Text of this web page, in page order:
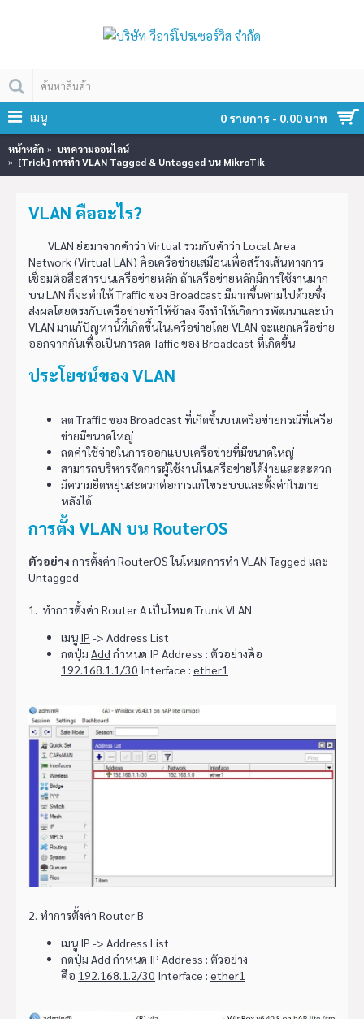
0 รายการ - 0.00 บาท
เมนู
หน้าหลัก
บทความออนไลน์
[Trick] การทำ VLAN Tagged & Untagged บน MikroTik
VLAN คืออะไร?
VLAN ย่อมาจากคำว่า Virtual รวมกับคำว่า Local Area
Network (Virtual LAN) คือเครือข่ายเสมือนเพื่อสร้างเส้นทางการ
เชื่อมต่อสือสารบนเครือข่ายหลัก ถ้าเครือข่ายหลักมีการใช้งานมาก
บน LAN ก็จะทำให้ Traffic ของ Broadcast มีมากขึ้นตามไปด้วยซึ่ง
ส่งผลโดยตรงกับเครือข่ายทำให้ช้าลง จึงทำให้เกิดการพัฒนาและนำ
VLAN มาแก้ปัญหานี้ที่เกิดขึ้นในเครือข่ายโดย VLAN จะแยกเครือข่าย
ออกจากกันเพื่อเป็นการลด Taffic ของ Broadcast ที่เกิดขึ้น
ประโยชน์ของ VLAN
ลด Traffic ของ Broadcast ที่เกิดขึ้นบนเครือข่ายกรณีที่เครือ
ข่ายมีขนาดใหญ่
ลดค่าใช้จ่ายในการออกแบบเครือข่ายที่มีขนาดใหญ่
สามารถบริหารจัดการผู้ใช้งานในเครือข่ายได้ง่ายและสะดวก
มีความยืดหยุ่นสะดวกต่อการแก้ไขระบบและตั้งค่าในภาย
หลังได้
การตั้ง VLAN บน RouterOS
ตัวอย่าง การตั้งค่า RouterOS ในโหมดการทำ VLAN Tagged และ
Untagged
1. ทำการตั้งค่า Router A เป็นโหมด Trunk VLAN
เมนู IP -> Address List
กดปุ่ม Add กำหนด IP Address : ตัวอย่างคือ
192.168.1.1/30 Interface : ether1
2. ทำการตั้งค่า Router B
เมนู IP -> Address List
กดปุ่ม Add กำหนด IP Address : ตัวอย่าง
คือ 192.168.1.2/30 Interface : ether1